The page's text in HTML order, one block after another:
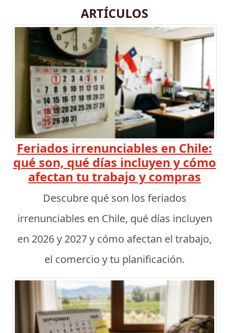
ARTÍCULOS
Feriados irrenunciables en Chile:
qué son, qué días incluyen y cómo
afectan tu trabajo y compras
Descubre qué son los feriados
irrenunciables en Chile, qué días incluyen
en 2026 y 2027 y cómo afectan el trabajo,
el comercio y tu planificación.